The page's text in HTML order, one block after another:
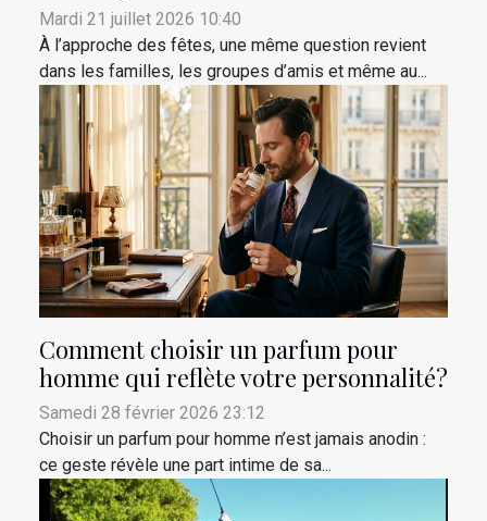
Mardi 21 juillet 2026 10:40
À l’approche des fêtes, une même question revient
dans les familles, les groupes d’amis et même au...
Comment choisir un parfum pour
homme qui reflète votre personnalité?
Samedi 28 février 2026 23:12
Choisir un parfum pour homme n’est jamais anodin :
ce geste révèle une part intime de sa...